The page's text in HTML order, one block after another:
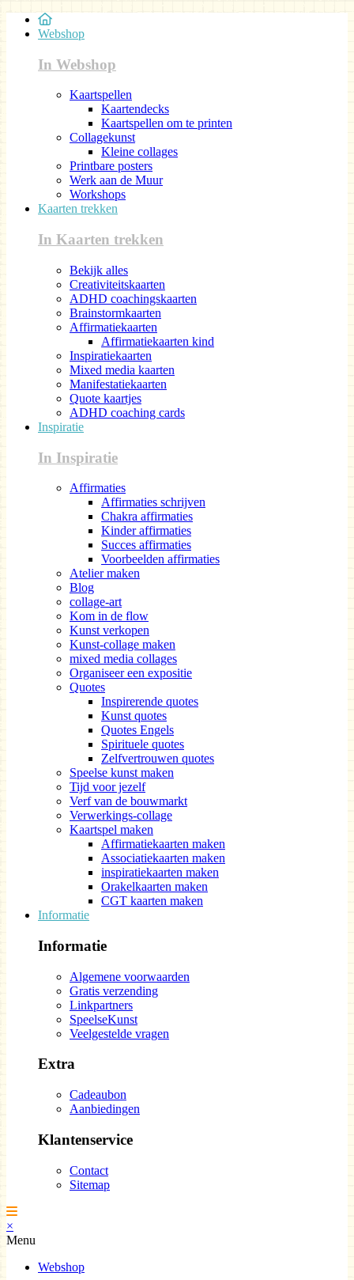
Webshop
In Webshop
Kaartspellen
Kaartendecks
Kaartspellen om te printen
Collagekunst
Kleine collages
Printbare posters
Werk aan de Muur
Workshops
Kaarten trekken
In Kaarten trekken
Bekijk alles
Creativiteitskaarten
ADHD coachingskaarten
Brainstormkaarten
Affirmatiekaarten
Affirmatiekaarten kind
Inspiratiekaarten
Mixed media kaarten
Manifestatiekaarten
Quote kaartjes
ADHD coaching cards
Inspiratie
In Inspiratie
Affirmaties
Affirmaties schrijven
Chakra affirmaties
Kinder affirmaties
Succes affirmaties
Voorbeelden affirmaties
Atelier maken
Blog
collage-art
Kom in de flow
Kunst verkopen
Kunst-collage maken
mixed media collages
Organiseer een expositie
Quotes
Inspirerende quotes
Kunst quotes
Quotes Engels
Spirituele quotes
Zelfvertrouwen quotes
Speelse kunst maken
Tijd voor jezelf
Verf van de bouwmarkt
Verwerkings-collage
Kaartspel maken
Affirmatiekaarten maken
Associatiekaarten maken
inspiratiekaarten maken
Orakelkaarten maken
CGT kaarten maken
Informatie
Informatie
Algemene voorwaarden
Gratis verzending
Linkpartners
SpeelseKunst
Veelgestelde vragen
Extra
Cadeaubon
Aanbiedingen
Klantenservice
Contact
Sitemap
×
Menu
Webshop